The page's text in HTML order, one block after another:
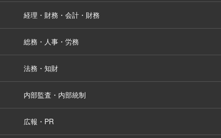
経理・財務・会計・財務
総務・人事・労務
法務・知財
内部監査・内部統制
広報・PR